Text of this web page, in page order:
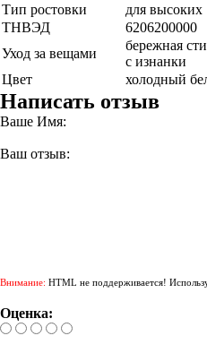
Тип ростовки
для высоких
ТНВЭД
6206200000
Уход за вещами
бережная
с изнанки
Цвет
холодный
Написать отзыв
Ваше Имя:
Ваш отзыв:
Внимание: HTML не поддерживается!
Оценка: